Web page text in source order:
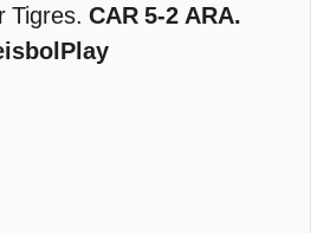
Tigres. CAR 5-2 ARA.